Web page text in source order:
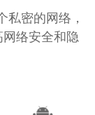
密的网络，
络安全和隐